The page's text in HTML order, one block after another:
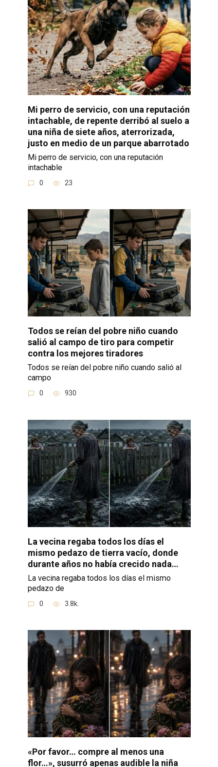
Mi perro de servicio, con una reputación
intachable, de repente derribó al suelo a
una niña de siete años, aterrorizada,
justo en medio de un parque abarrotado
Mi perro de servicio, con una reputación
intachable
0 23
Todos se reían del pobre niño cuando
salió al campo de tiro para competir
contra los mejores tiradores
Todos se reían del pobre niño cuando salió al
campo
0 930
La vecina regaba todos los días el
mismo pedazo de tierra vacío, donde
durante años no había crecido nada…
La vecina regaba todos los días el mismo
pedazo de
0 3.8k.
«Por favor… compre al menos una
flor…», susurró apenas audible la niña